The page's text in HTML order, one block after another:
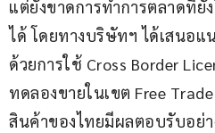
แต่ยังขาดการทำการตลาดที่ยั
ได้ โดยทางบริษัทฯ ได้เสนอ
ด้วยการใช้ Cross Border
ทดลองขายในเขต Free
สินค้าของไทยมีผลตอบรับอย่า